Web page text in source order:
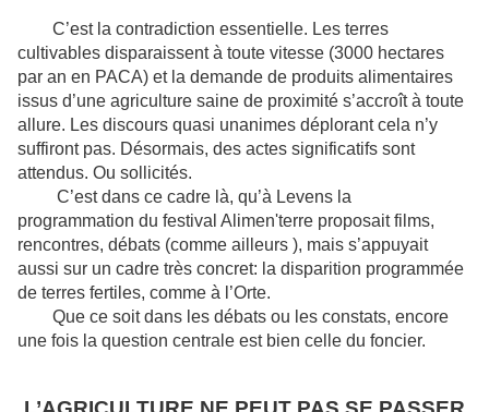
C’est la contradiction essentielle. Les terres
cultivables disparaissent à toute vitesse (3000 hectares
par an en PACA) et la demande de produits alimentaires
issus d’une agriculture saine de proximité s’accroît à toute
allure. Les discours quasi unanimes déplorant cela n’y
suffiront pas. Désormais, des actes significatifs sont
attendus. Ou sollicités.
C’est dans ce cadre là, qu’à Levens la
programmation du festival Alimen'terre proposait films,
rencontres, débats (comme ailleurs ), mais s’appuyait
aussi sur un cadre très concret: la disparition programmée
de terres fertiles, comme à l’Orte.
Que ce soit dans les débats ou les constats, encore
une fois la question centrale est bien celle du foncier.